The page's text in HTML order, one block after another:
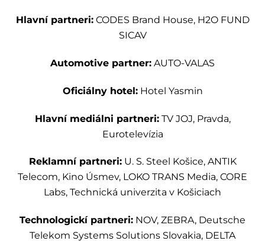
Hlavní partneri:CODES Brand House, H2O FUND
SICAV
Automotive partner: AUTO-VALAS
Oficiálny hotel:Hotel Yasmin
Hlavní mediálni partneri:TV JOJ, Pravda,
Eurotelevízia
Reklamní partneri:U. S. Steel Košice, ANTIK
Telecom, Kino Úsmev, LOKO TRANS Media, CORE
Labs, Technická univerzita v Košiciach
Technologickí partneri: NOV, ZEBRA, Deutsche
Telekom Systems Solutions Slovakia, DELTA